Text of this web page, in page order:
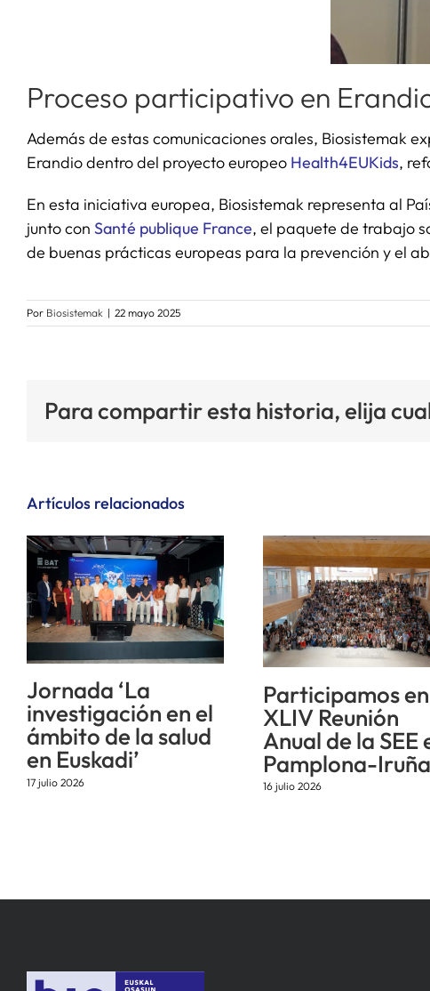
Proceso participativo en
Además de estas comunicaciones orales, Biosistemak
Erandio dentro del proyecto europeo Health4EUKids,
En esta iniciativa europea, Biosistemak representa al
junto con Santé publique France, el paquete de trabajo
de buenas prácticas europeas para la prevención y el
Por Biosistemak | 22 mayo 2025
Para compartir esta historia, elija
Artículos relacionados
Jornada ‘La
investigación en el
ámbito de la salud
en Euskadi’
17 julio 2026
Participamos
XLIV Reunión
Anual de la SEE
Pamplona-Iruña
16 julio 2026